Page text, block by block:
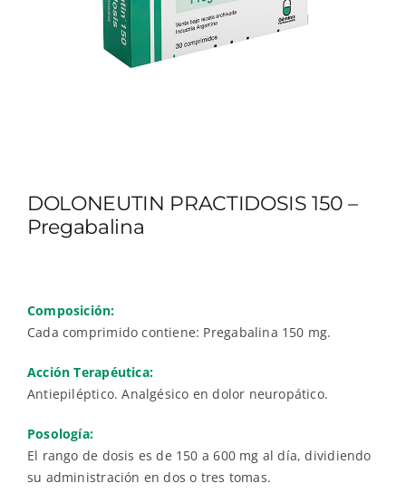
DOLONEUTIN PRACTIDOSIS 150 –
Pregabalina
Composición:
Cada comprimido contiene: Pregabalina 150 mg.
Acción Terapéutica:
Antiepiléptico. Analgésico en dolor neuropático.
Posología:
El rango de dosis es de 150 a 600 mg al día, dividiendo
su administración en dos o tres tomas.